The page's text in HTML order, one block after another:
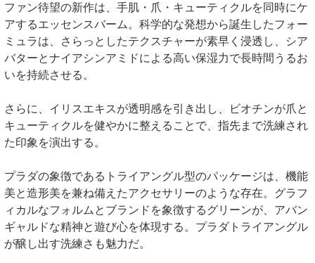
ファン待望の新作は、手肌・爪・キューティクルを同時にケ
アするエッセンスバーム。科学的な発想から誕生したフォー
ミュラは、さらっとしたテクスチャーが素早く浸透し、シア
バターとナイアシンアミドによる高い保湿力で長時間うるお
いを持続させる。
さらに、イリスエキスが透明感を引き出し、ビオチンが爪と
キューティクルを健やかに整えることで、指先まで洗練され
た印象を演出する。
プラダの象徴であるトライアングル型のパッケージは、機能
美と造形美を兼ね備えたアクセサリーのような存在。グラフ
ィカルなフォルムとブランドを象徴するグリーンが、アバン
ギャルドな精神と遊び心を体現する。プラダトライアングル
が醸し出す洗練さも魅力だ。